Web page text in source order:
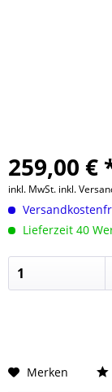
259,00 €
inkl. MwSt. inkl.
Lieferzeit 40
Merken